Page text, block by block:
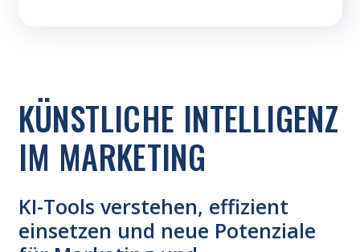
KÜNSTLICHE INTELLIGENZ
IM MARKETING
KI-Tools verstehen, effizient
einsetzen und neue Potenziale